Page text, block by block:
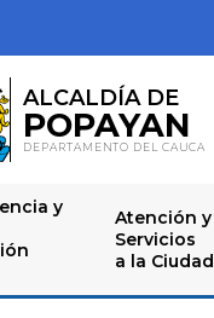
ALCALDÍA DE
POPAYAN
DEPARTAMENTO DEL CAUCA
y
Atención y
Servicios
a la